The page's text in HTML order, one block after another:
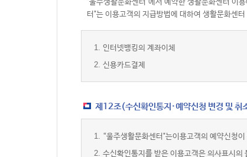
"울주생활문화센터"에서 예약한 생활문화센터 이
터"는 이용고객의 지급방법에 대하여 생활문화센
1. 인터넷뱅킹의 계좌이체
2. 신용카드결제
제12조(수신확인통지·예약신청 변경 및 취
1. “울주생활문화센터"는이용고객의 예약신청
2. 수신확인통지를 받은 이용고객은 의사표시